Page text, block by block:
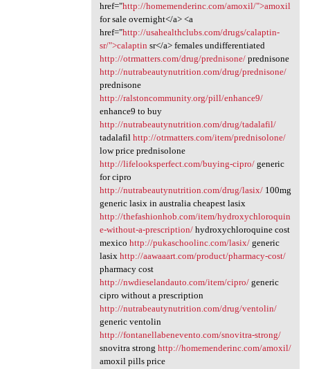
href="http://homemenderinc.com/amoxil/">amoxil
for sale overnight</a> <a
href="http://usahealthclubs.com/drugs/calaptin-
sr/">calaptin sr</a> females undifferentiated
http://otrmatters.com/drug/prednisone/prednisone
http://nutrabeautynutrition.com/drug/prednisone/
prednisone
http://ralstoncommunity.org/pill/enhance9/
enhance9 to buy
http://nutrabeautynutrition.com/drug/tadalafil/
tadalafil http://otrmatters.com/item/prednisolone/
low price prednisolone
http://lifelooksperfect.com/buying-cipro/generic
for cipro
http://nutrabeautynutrition.com/drug/lasix/100mg
generic lasix in australia cheapest lasix
http://thefashionhob.com/item/hydroxychloroquin
e-without-a-prescription/hydroxychloroquine cost
mexico http://pukaschoolinc.com/lasix/generic
lasix http://aawaaart.com/product/pharmacy-cost/
pharmacy cost
http://nwdieselandauto.com/item/cipro/generic
cipro without a prescription
http://nutrabeautynutrition.com/drug/ventolin/
generic ventolin
http://fontanellabenevento.com/snovitra-strong/
snovitra strong http://homemenderinc.com/amoxil/
amoxil pills price